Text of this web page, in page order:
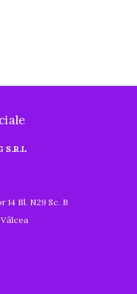
S.R.L
14 Bl. N29 Sc. B